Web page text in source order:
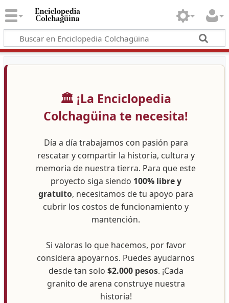
🏛️ ¡La Enciclopedia
Colchagüina te necesita!
Día a día trabajamos con pasión para
rescatar y compartir la historia, cultura y
memoria de nuestra tierra. Para que este
proyecto siga siendo 100% libre y
gratuito, necesitamos de tu apoyo para
cubrir los costos de funcionamiento y
mantención.
Si valoras lo que hacemos, por favor
considera apoyarnos. Puedes ayudarnos
desde tan solo $2.000 pesos. ¡Cada
granito de arena construye nuestra
historia!